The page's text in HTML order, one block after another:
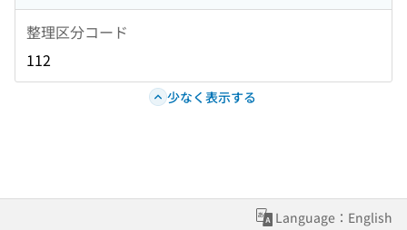
整理区分コード
112
少なく表示する
Language：English